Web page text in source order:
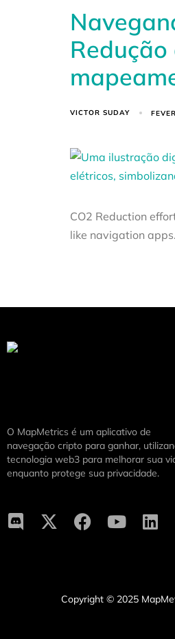
VICTOR SUDAY
CO2 Reduction
like navigation
O MapMetrics é um aplicativo de
navegação cripto para ganhar,
tecnologia web3 para melhorar sua
enquanto protege sua privacidade.
Copyright © 2025